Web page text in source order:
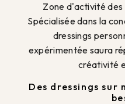
Zone d'activité des
Spécialisée dans la
dressings
expérimentée saura
créativité
Des dressings sur